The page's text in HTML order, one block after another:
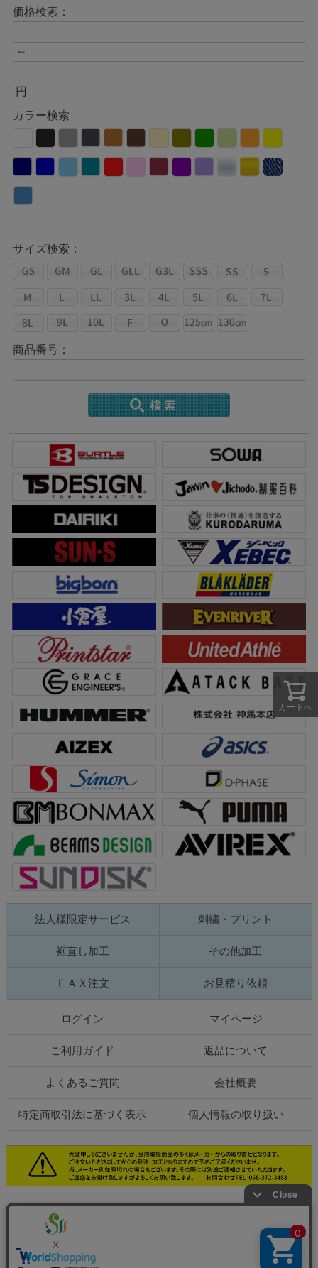
価格検索：
～
円
カラー検索
サイズ検索：
商品番号：
法人様限定サービス 刺繍・プリント
裾直し加工 その他加工
ＦＡＸ注文 お見積り依頼
ログイン マイページ
ご利用ガイド 返品について
よくあるご質問 会社概要
特定商取引法に基づく表示 個人情報の取り扱い
カートへ